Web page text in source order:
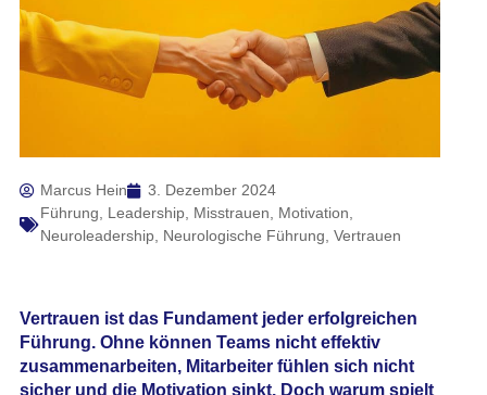
Marcus Hein
3. Dezember 2024
Führung
Leadership Misstrauen,Motivation
Vertrauen ist das Fundament jeder erfolgreichen
Führung. Ohne können Teams nicht effektiv
zusammenarbeiten, Mitarbeiter fühlen sich nicht